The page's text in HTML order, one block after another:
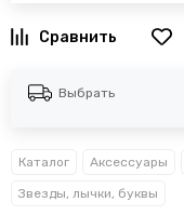
Выбрать
Каталог Аксессуары
Звезды, лычки, буквы